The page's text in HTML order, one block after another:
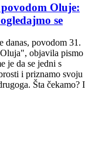
Oluje:
se
povodom 31.
objavila pismo
je da se jedni s
i priznamo svoju
Šta čekamo? I